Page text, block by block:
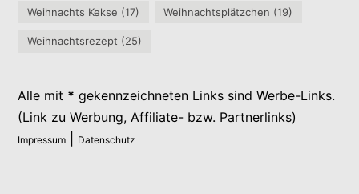
Weihnachts Kekse (17) Weihnachtsplätzchen (19)
Weihnachtsrezept (25)
Alle mit * gekennzeichneten Links sind Werbe-Links.
(Link zu Werbung, Affiliate- bzw. Partnerlinks)
Impressum Datenschutz